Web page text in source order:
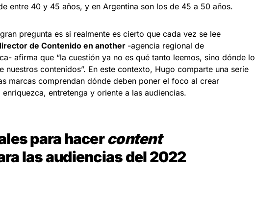
entre 40 y 45 años, y en Argentina son los de 45 a 50 años.
pregunta es si realmente es cierto que cada vez se lee
de Contenido en another -agencia regional de
afirma que “la cuestión ya no es qué tanto leemos, sino dónde lo
nuestros contenidos”. En este contexto, Hugo comparte una serie
marcas comprendan dónde deben poner el foco al crear
entretenga y oriente a las audiencias.
para hacercontent
las audiencias del 2022